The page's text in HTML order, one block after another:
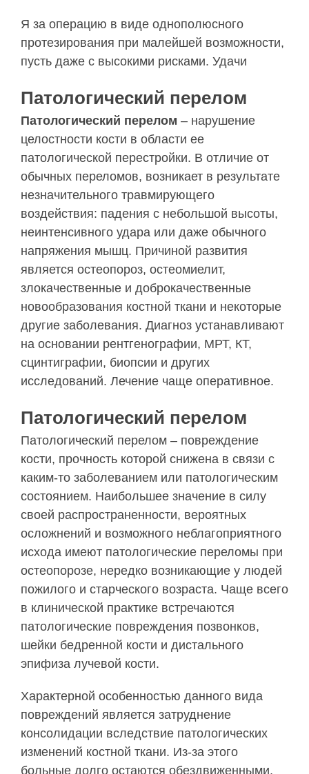
Я за операцию в виде однополюсного
протезирования при малейшей возможности,
пусть даже с высокими рисками. Удачи
Патологический перелом
Патологический перелом – нарушение
целостности кости в области ее
патологической перестройки. В отличие от
обычных переломов, возникает в результате
незначительного травмирующего
воздействия: падения с небольшой высоты,
неинтенсивного удара или даже обычного
напряжения мышц. Причиной развития
является остеопороз, остеомиелит,
злокачественные и доброкачественные
новообразования костной ткани и некоторые
другие заболевания. Диагноз устанавливают
на основании рентгенографии, МРТ, КТ,
сцинтиграфии, биопсии и других
исследований. Лечение чаще оперативное.
Патологический перелом
Патологический перелом – повреждение
кости, прочность которой снижена в связи с
каким-то заболеванием или патологическим
состоянием. Наибольшее значение в силу
своей распространенности, вероятных
осложнений и возможного неблагоприятного
исхода имеют патологические переломы при
остеопорозе, нередко возникающие у людей
пожилого и старческого возраста. Чаще всего
в клинической практике встречаются
патологические повреждения позвонков,
шейки бедренной кости и дистального
эпифиза лучевой кости.
Характерной особенностью данного вида
повреждений является затруднение
консолидации вследствие патологических
изменений костной ткани. Из-за этого
больные долго остаются обездвиженными,